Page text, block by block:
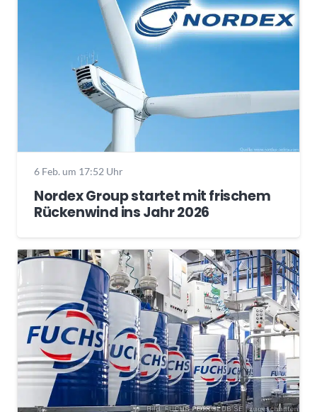
6 Feb. um 17:52 Uhr
Nordex Group startet mit frischem
Rückenwind ins Jahr 2026